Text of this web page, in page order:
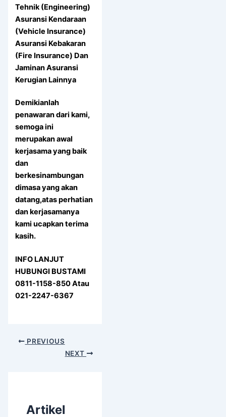
Tehnik (Engineering)
Asuransi Kendaraan
(Vehicle Insurance)
Asuransi Kebakaran
(Fire Insurance) Dan
Jaminan Asuransi
Kerugian Lainnya
Demikianlah
penawaran dari kami,
semoga ini
merupakan awal
kerjasama yang baik
dan
berkesinambungan
dimasa yang akan
datang,atas perhatian
dan kerjasamanya
kami ucapkan terima
kasih.
INFO LANJUT
HUBUNGI BUSTAMI
0811-1158-850 Atau
021-2247-6367
PREVIOUS
NEXT
Artikel